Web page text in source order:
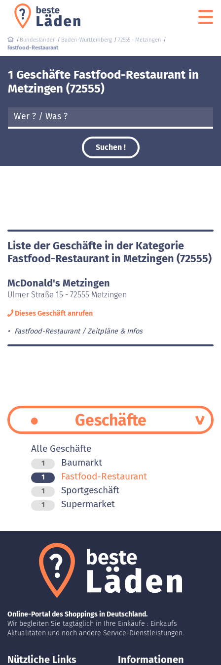
Bundesländer Baden-Württemberg
72555 - Metzingen
Fastfood-Restaurant
1 Geschäfte Fastfood-Restaurant in
Metzingen (72555)
Suchen !
Liste der Geschäfte in der Kategorie
Fastfood-Restaurant in Metzingen (72555)
McDonald's Metzingen
Ulmer Straße 15 - 72555 Metzingen
Dieses Geschäft anrufen
Fastfood-Restaurant Zeitpläne & Infos
Geschäfte
Alle Geschäfte
1 Baumarkt
1 Fastfood-Restaurant
1 Sportgeschäft
1 Supermarket
Online-Portal des Shoppings in Deutschland.
Wir begleiten Sie tagtäglich in Ihre Einkäufe : Einkaufs
Aktualitäten und noch andere Service-Dienstleistungen.
Nützliche Links Informationen